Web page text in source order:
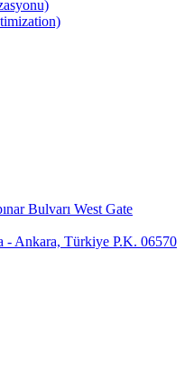
Bulvarı West Gate
Ankara, Türkiye P.K. 06570